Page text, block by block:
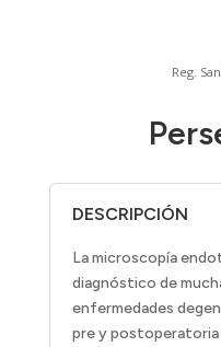
Reg.
DESCRIPCIÓN
La microscopía
diagnóstico de
enfermedades
pre y postoperatoria